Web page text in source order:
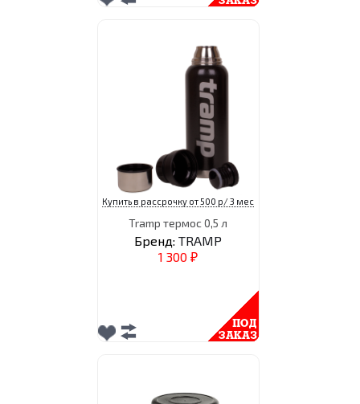
Купить в рассрочку от 500 р/ 3 мес
Tramp термос 0,5 л
Бренд: TRAMP
1 300 ₽